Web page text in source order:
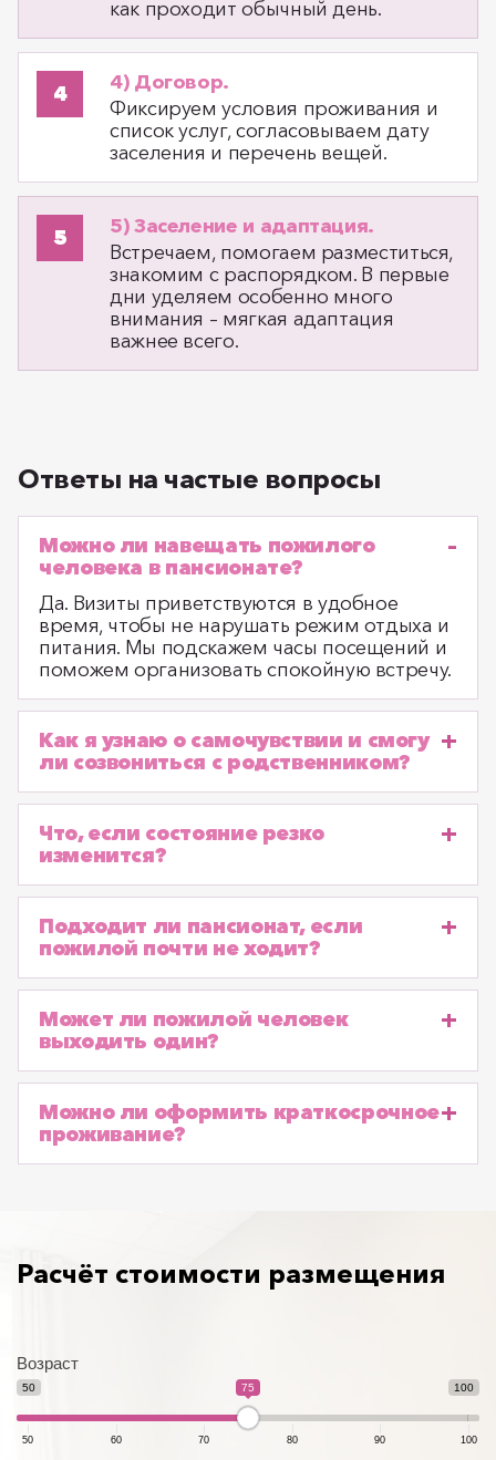
как проходит обычный день.
4) Договор.
Фиксируем условия проживания и
список услуг, согласовываем дату
заселения и перечень вещей.
5) Заселение и адаптация.
Встречаем, помогаем разместиться,
знакомим с распорядком. В первые
дни уделяем особенно много
внимания – мягкая адаптация
важнее всего.
Ответы на частые вопросы
Можно ли навещать пожилого
человека в пансионате?
Да. Визиты приветствуются в удобное
время, чтобы не нарушать режим отдыха и
питания. Мы подскажем часы посещений и
поможем организовать спокойную встречу.
Как я узнаю о самочувствии и смогу
ли созвониться с родственником?
Что, если состояние резко
изменится?
Подходит ли пансионат, если
пожилой почти не ходит?
Может ли пожилой человек
выходить один?
Можно ли оформить краткосрочное
проживание?
Расчёт стоимости размещения